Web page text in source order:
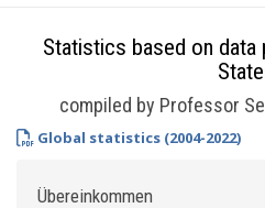
Statistics based on data
compiled by Professor
Global statistics (2004-2022)
Übereinkommen